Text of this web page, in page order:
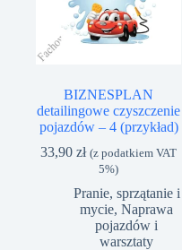
BIZNESPLAN
detailingowe czyszczenie
pojazdów – 4 (przykład)
33,90zł (z podatkiem VAT
5%)
Pranie, sprzątanie i
mycie,Naprawa
pojazdów i
warsztaty